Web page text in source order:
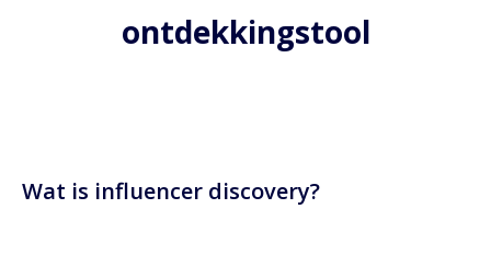
ontdekkingstool
Wat is influencer discovery?